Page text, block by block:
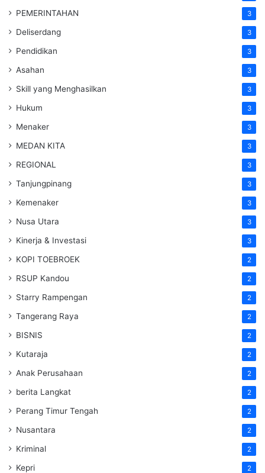
PEMERINTAHAN 3
Deliserdang 3
Pendidikan 3
Asahan 3
Skill yang Menghasilkan 3
Hukum 3
Menaker 3
MEDAN KITA 3
REGIONAL 3
Tanjungpinang 3
Kemenaker 3
Nusa Utara 3
Kinerja & Investasi 3
KOPI TOEBROEK 2
RSUP Kandou 2
Starry Rampengan 2
Tangerang Raya 2
BISNIS 2
Kutaraja 2
Anak Perusahaan 2
berita Langkat 2
Perang Timur Tengah 2
Nusantara 2
Kriminal 2
Kepri 2